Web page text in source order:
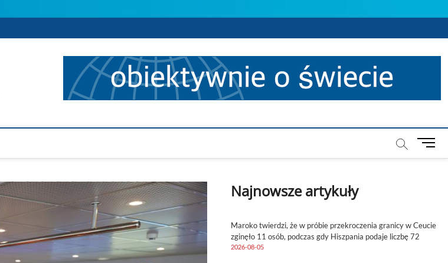
M
Najnowsze artykuły
Maroko twierdzi, że w próbie przekroczenia granicy w Ceucie
zginęło 11 osób, podczas gdy Hiszpania podaje liczbę 72
2026-08-05